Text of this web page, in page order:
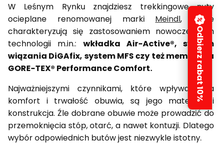
W Leśnym Rynku znajdziesz trekkingowe nuty
ocieplane renomowanej marki Meindl, które
charakteryzują się zastosowaniem nowoczesnych
technologii m.in.: wkładka Air-Active®, system
wiązania DiGAfix, system MFS czy też membrana
GORE-TEX® Performance Comfort.
Najważniejszymi czynnikami, które wpływają na
komfort i trwałość obuwia, są jego materiały i
konstrukcja. Źle dobrane obuwie może prowadzić do
przemoknięcia stóp, otarć, a nawet kontuzji. Dlatego
wybór odpowiednich butów jest niezwykle istotny.
Odbierz rabat 10%